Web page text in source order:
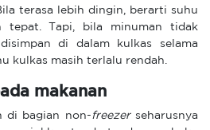
terasa lebih dingin, berarti suhu
tepat. Tapi, bila minuman tidak
di dalam kulkas selama
kulkas masih terlalu rendah.
makanan
di bagian non- freezerseharusnya